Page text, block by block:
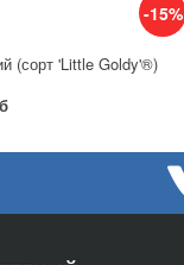
-15%
(сорт 'Little Goldy'®)